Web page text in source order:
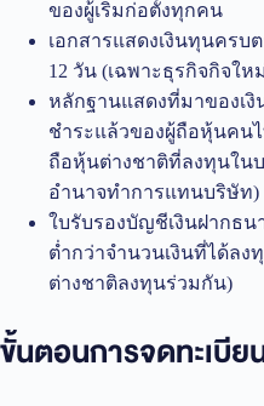
ของผู้เริ่มก่อตั้งทุกคน
เอกสารแสดงเงินทุนคร
12 วัน (เฉพาะธุรกิจกิจใ
หลักฐานแสดงที่มาของเ
ชำระแล้วของผู้ถือหุ้นคน
ถือหุ้นต่างชาติที่ลงทุนใน
อำนาจทำการแทนบริษัท)
ใบรับรองบัญชีเงินฝากธ
ต่ำกว่าจำนวนเงินที่ได้ลง
ต่างชาติลงทุนร่วมกัน)
ขั้นตอนการจดทะเบี